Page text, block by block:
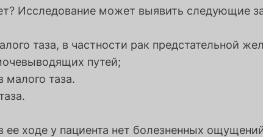
Исследование может выявить следующие
таза, в частности рак предстательной
путей;
таза.
ходе у пациента нет болезненных